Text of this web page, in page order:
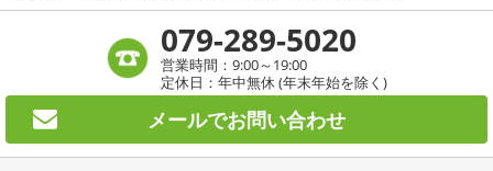
079-289-5020
営業時間：9:00～19:00
定休日：年中無休 (年末年始を除く)
メールでお問い合わせ